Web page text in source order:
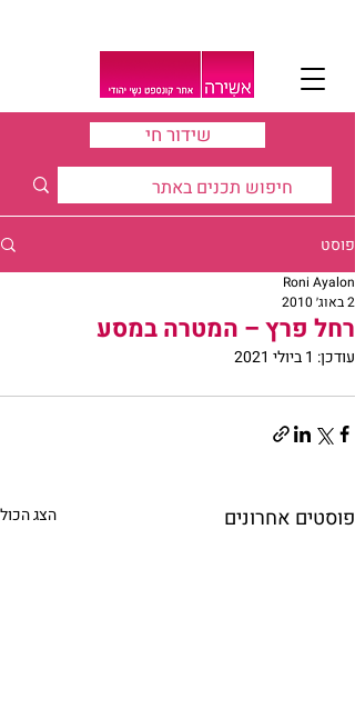
שידור חי
פוסט
רחל פרץ – המטרה במסע
Roni Ayalon
2 באוג׳ 2010
עודכן: 1 ביולי 2021
פוסטים אחרונים הצג הכול